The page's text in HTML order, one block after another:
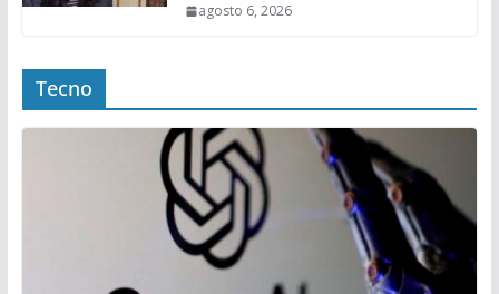
agosto 6, 2026
Tecno